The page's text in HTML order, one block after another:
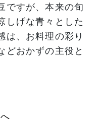
ですが、本来の旬
しげな青々とした
は、お料理の彩り
どおかずの主役と